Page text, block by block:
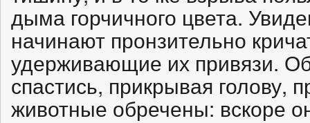
дыма горчичного цвета.
начинают пронзительно
удерживающие их привязи.
спастись, прикрывая голову,
животные обречены: вскоре